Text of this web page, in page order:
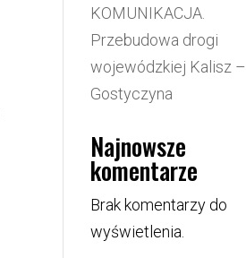
KOMUNIKACJA.
Przebudowa drogi
wojewódzkiej Kalisz –
Gostyczyna
Najnowsze
komentarze
Brak komentarzy do
wyświetlenia.